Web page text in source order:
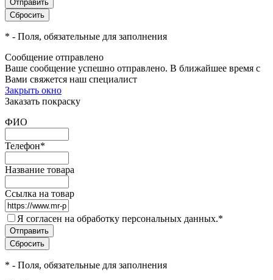
* - Поля, обязательные для заполнения
Сообщение отправлено
Ваше сообщение успешно отправлено. В ближайшее время с
Вами свяжется наш специалист
Закрыть окно
Заказать покраску
ФИО
Телефон*
Название товара
Ссылка на товар
Я согласен на обработку персональных данных.*
* - Поля, обязательные для заполнения